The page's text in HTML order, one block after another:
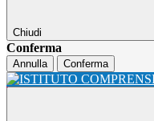
Chiudi
Conferma
Annulla Conferma